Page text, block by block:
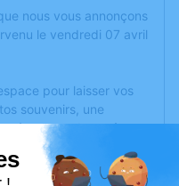
nous vous annonçons
le vendredi 07 avril
pour laisser vos
souvenirs, une
à travers des poèmes
d'expression dédié à
JOUIS.